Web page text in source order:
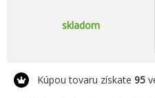
skladom
Kúpou tovaru získate 95